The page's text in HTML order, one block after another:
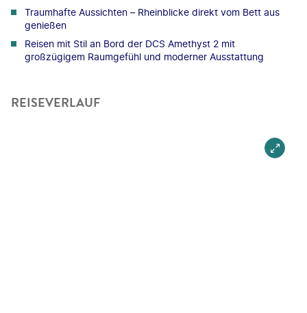
Traumhafte Aussichten – Rheinblicke direkt vom Bett aus
genießen
Reisen mit Stil an Bord der DCS Amethyst 2 mit
großzügigem Raumgefühl und moderner Ausstattung
REISEVERLAUF